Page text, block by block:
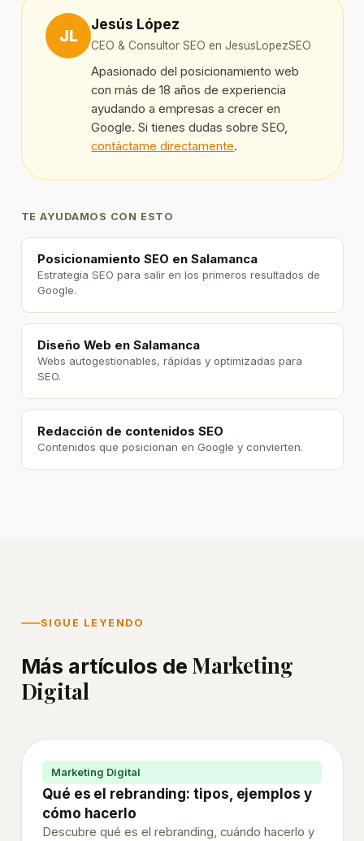
JL
Jesús López
CEO & Consultor SEO en JesusLopezSEO
Apasionado del posicionamiento web
con más de 18 años de experiencia
ayudando a empresas a crecer en
Google. Si tienes dudas sobre SEO,
contáctame directamente.
TE AYUDAMOS CON ESTO
Posicionamiento SEO en Salamanca
Estrategia SEO para salir en los primeros resultados de
Google.
Diseño Web en Salamanca
Webs autogestionables, rápidas y optimizadas para
SEO.
Redacción de contenidos SEO
Contenidos que posicionan en Google y convierten.
para
aumentar
las
de
Guía
SIGUE LEYENDO
Más artículos de Marketing
Digital
Marketing Digital
Qué es el rebranding: tipos, ejemplos y
cómo hacerlo
Descubre qué es el rebranding, cuándo hacerlo y